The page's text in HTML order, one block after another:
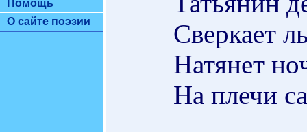
Помощь
О сайте поэзии
Сверкает
Натянет
На плечи